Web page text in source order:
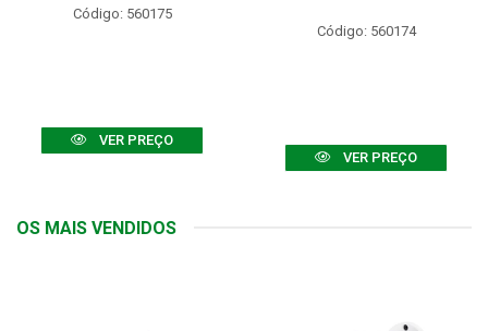
Código: 560175
VER PREÇO
Código: 560174
VER PREÇO
OS MAIS VENDIDOS